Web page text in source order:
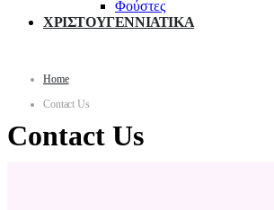
Φούστες
ΧΡΙΣΤΟΥΓΕΝΝΙΑΤΙΚΑ
Home
Contact Us
Contact Us